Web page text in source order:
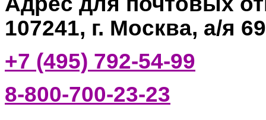
107241, г. Москва, а/я 69
+7 (495) 792-54-99
8-800-700-23-23